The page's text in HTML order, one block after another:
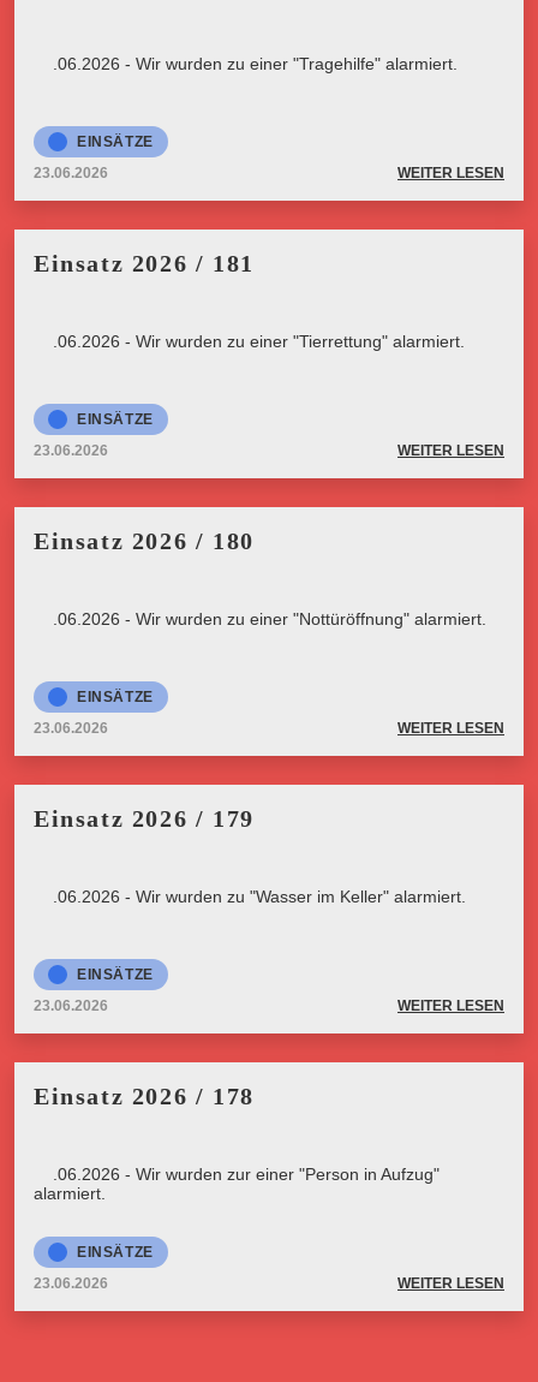
23.06.2026 - Wir wurden zu einer "Tragehilfe" alarmiert.
EINSÄTZE
23.06.2026
WEITER LESEN
Einsatz 2026 / 181
23.06.2026 - Wir wurden zu einer "Tierrettung" alarmiert.
EINSÄTZE
23.06.2026
WEITER LESEN
Einsatz 2026 / 180
23.06.2026 - Wir wurden zu einer "Nottüröffnung" alarmiert.
EINSÄTZE
23.06.2026
WEITER LESEN
Einsatz 2026 / 179
23.06.2026 - Wir wurden zu "Wasser im Keller" alarmiert.
EINSÄTZE
23.06.2026
WEITER LESEN
Einsatz 2026 / 178
23.06.2026 - Wir wurden zur einer "Person in Aufzug"
alarmiert.
EINSÄTZE
23.06.2026
WEITER LESEN